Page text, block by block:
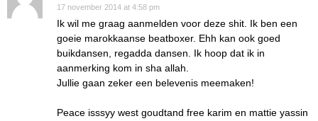
17 november 2014 at 4:58 pm
Ik wil me graag aanmelden voor deze shit. Ik ben een
goeie marokkaanse beatboxer. Ehh kan ook goed
buikdansen, regadda dansen. Ik hoop dat ik in
aanmerking kom in sha allah.
Jullie gaan zeker een belevenis meemaken!
Peace isssyy west goudtand free karim en mattie yassin